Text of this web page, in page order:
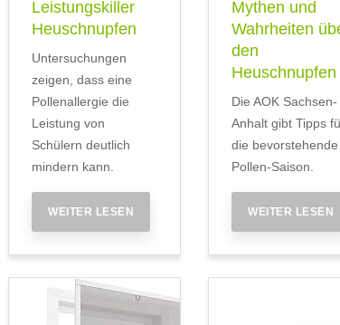
Leistungskiller
Heuschnupfen
Untersuchungen
zeigen, dass eine
Pollenallergie die
Leistung von
Schülern deutlich
mindern kann.
WEITER LESEN
Mythen und
Wahrheiten
den
Heuschnupfen
Die AOK Sachsen-
Anhalt gibt Tipps
die bevorstehende
Pollen-Saison.
WEITER LESEN